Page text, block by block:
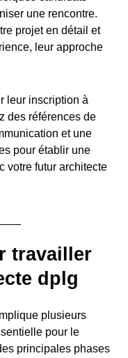
une rencontre.
projet en détail et
leur approche
leur inscription à
des références de
et une
pour établir une
votre futur architecte
travailler
dplg
plusieurs
pour le
principales phases